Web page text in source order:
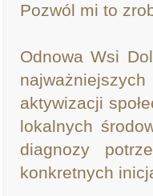
Pozwól mi to
Odnowa Wsi
aktywizacji
lokalnych
diagnozy
konkretnych